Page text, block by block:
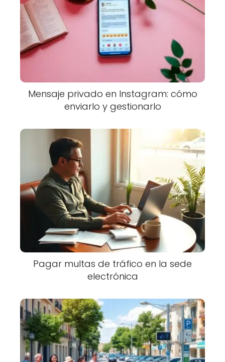
Mensaje privado en Instagram: cómo
enviarlo y gestionarlo
Pagar multas de tráfico en la sede
electrónica